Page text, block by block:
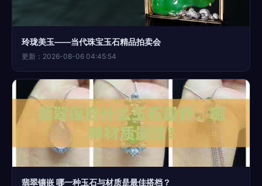
玲珑美玉——当代珠宝玉石精品拍卖会
更新：2026-08-06 04:45:54
翡翠镶嵌 哪一种玉石与材质是最佳搭档？